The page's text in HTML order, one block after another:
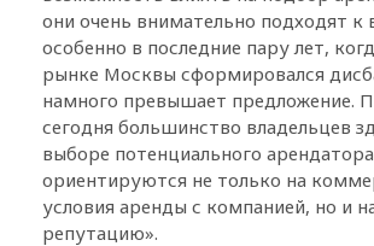
они очень внимательно подходят к
особенно в последние пару лет,
рынке Москвы сформировался
намного превышает предложение.
сегодня большинство владельцев
выборе потенциального арендатора
ориентируются не только на
условия аренды с компанией, но и
репутацию».